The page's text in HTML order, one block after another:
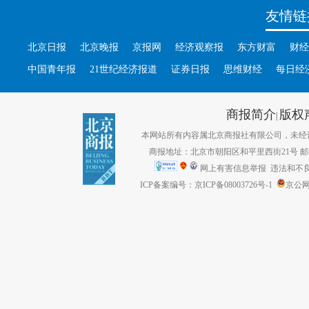
友情
北京日报 北京晚报 京报网 经济观察报 东方财富 财
中国青年报 21世纪经济报道 证券日报 思维财经 每日经
商报简介| 版权
本网站所有内容属北京商报社有限公司，未经
商报地址：北京市朝阳区和平里西街21号
网上有害信息举报 违法和不
ICP备案编号：京ICP备08003726号-1
京公